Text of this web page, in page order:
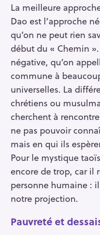
La meilleure
Dao est l’approche
qu’on ne peut rien
début du « Chemin
négative, qu’on
commune à
universelles. La
chrétiens ou
cherchent à
ne pas pouvoir
mais en qui ils
Pour le mystique
encore de trop, car il
personne humaine :
notre projection.
Pauvreté et